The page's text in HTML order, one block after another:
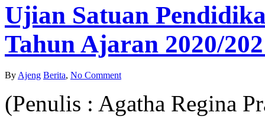
Ujian Satuan
Tahun Ajaran 2020/
By Ajeng Berita, No Comment
(Penulis : Agatha Regina